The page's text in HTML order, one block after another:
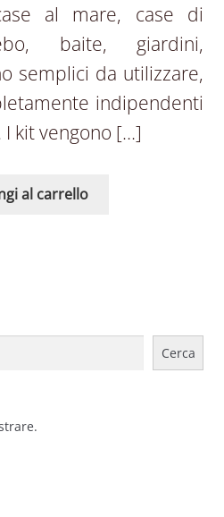
al mare, case di
baite, giardini,
semplici da utilizzare,
indipendenti
kit vengono […]
al carrello
Cerca